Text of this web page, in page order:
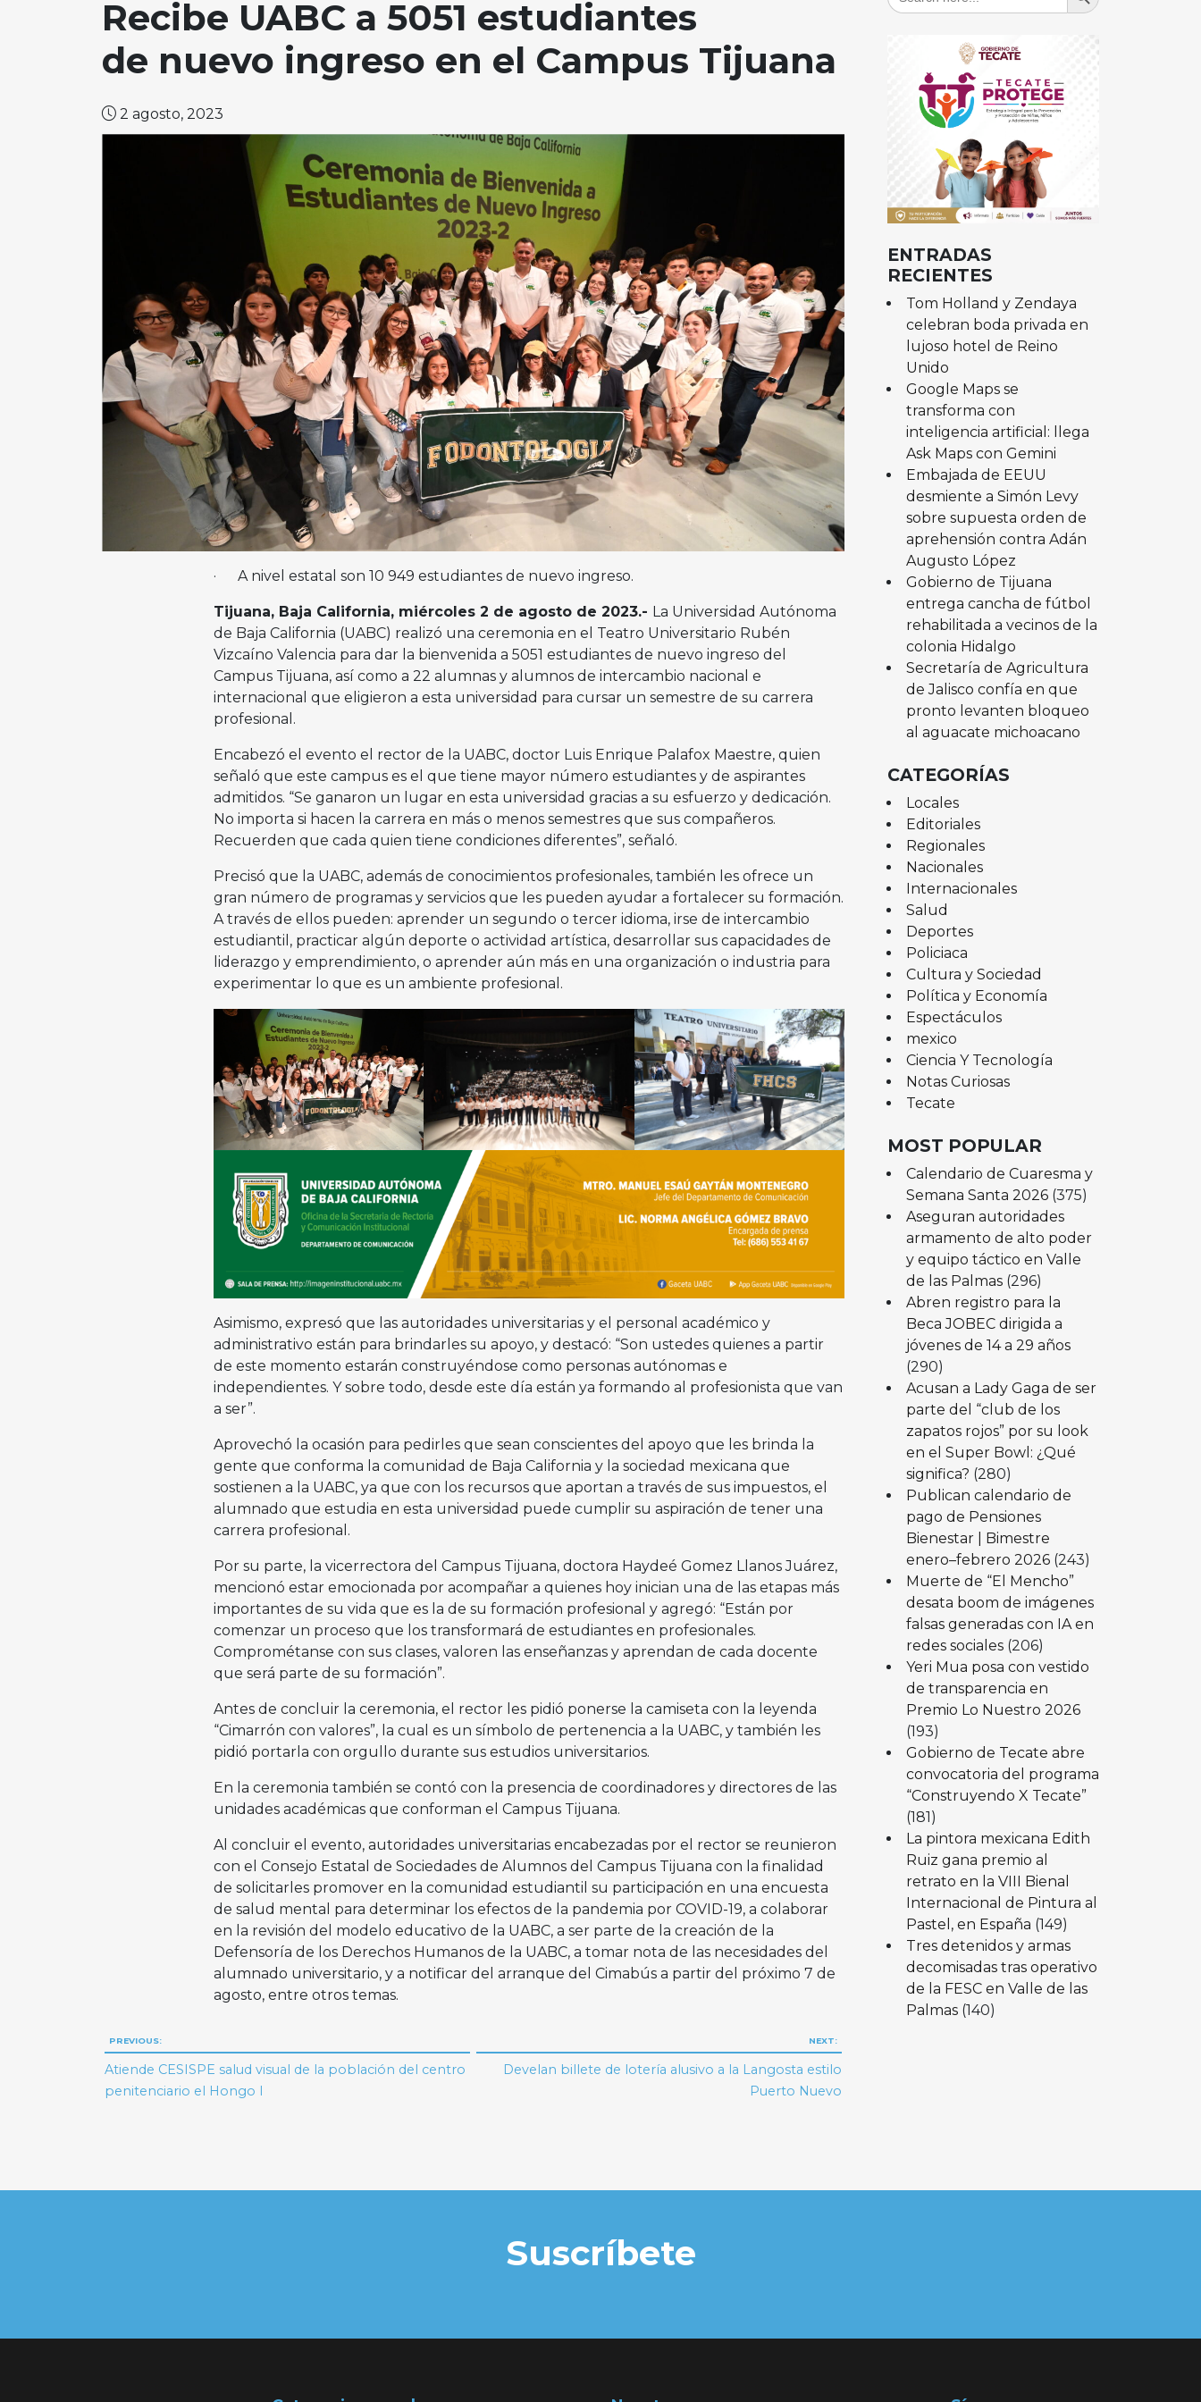
Recibe UABC a 5051 estudiantes
de nuevo ingreso en el Campus Tijuana
2 agosto, 2023
· A nivel estatal son 10 949 estudiantes de nuevo ingreso.
Tijuana, Baja California, miércoles 2 de agosto de 2023.- La Universidad Autónoma
de Baja California (UABC) realizó una ceremonia en el Teatro Universitario Rubén
Vizcaíno Valencia para dar la bienvenida a 5051 estudiantes de nuevo ingreso del
Campus Tijuana, así como a 22 alumnas y alumnos de intercambio nacional e
internacional que eligieron a esta universidad para cursar un semestre de su carrera
profesional.
Encabezó el evento el rector de la UABC, doctor Luis Enrique Palafox Maestre, quien
señaló que este campus es el que tiene mayor número estudiantes y de aspirantes
admitidos. “Se ganaron un lugar en esta universidad gracias a su esfuerzo y dedicación.
No importa si hacen la carrera en más o menos semestres que sus compañeros.
Recuerden que cada quien tiene condiciones diferentes”, señaló.
Precisó que la UABC, además de conocimientos profesionales, también les ofrece un
gran número de programas y servicios que les pueden ayudar a fortalecer su formación.
A través de ellos pueden: aprender un segundo o tercer idioma, irse de intercambio
estudiantil, practicar algún deporte o actividad artística, desarrollar sus capacidades de
liderazgo y emprendimiento, o aprender aún más en una organización o industria para
experimentar lo que es un ambiente profesional.
Asimismo, expresó que las autoridades universitarias y el personal académico y
administrativo están para brindarles su apoyo, y destacó: “Son ustedes quienes a partir
de este momento estarán construyéndose como personas autónomas e
independientes. Y sobre todo, desde este día están ya formando al profesionista que van
a ser”.
Aprovechó la ocasión para pedirles que sean conscientes del apoyo que les brinda la
gente que conforma la comunidad de Baja California y la sociedad mexicana que
sostienen a la UABC, ya que con los recursos que aportan a través de sus impuestos, el
alumnado que estudia en esta universidad puede cumplir su aspiración de tener una
carrera profesional.
Por su parte, la vicerrectora del Campus Tijuana, doctora Haydeé Gomez Llanos Juárez,
mencionó estar emocionada por acompañar a quienes hoy inician una de las etapas más
importantes de su vida que es la de su formación profesional y agregó: “Están por
comenzar un proceso que los transformará de estudiantes en profesionales.
Comprométanse con sus clases, valoren las enseñanzas y aprendan de cada docente
que será parte de su formación”.
Antes de concluir la ceremonia, el rector les pidió ponerse la camiseta con la leyenda
“Cimarrón con valores”, la cual es un símbolo de pertenencia a la UABC, y también les
pidió portarla con orgullo durante sus estudios universitarios.
En la ceremonia también se contó con la presencia de coordinadores y directores de las
unidades académicas que conforman el Campus Tijuana.
Al concluir el evento, autoridades universitarias encabezadas por el rector se reunieron
con el Consejo Estatal de Sociedades de Alumnos del Campus Tijuana con la finalidad
de solicitarles promover en la comunidad estudiantil su participación en una encuesta
de salud mental para determinar los efectos de la pandemia por COVID-19, a colaborar
en la revisión del modelo educativo de la UABC, a ser parte de la creación de la
Defensoría de los Derechos Humanos de la UABC, a tomar nota de las necesidades del
alumnado universitario, y a notificar del arranque del Cimabús a partir del próximo 7 de
agosto, entre otros temas.
Navegación
de
PREVIOUS:
Atiende CESISPE salud visual de la población del centro
penitenciario el Hongo I
NEXT:
Develan billete de lotería alusivo a la Langosta estilo
Puerto Nuevo
ENTRADAS
RECIENTES
Tom Holland y Zendaya
celebran boda privada en
lujoso hotel de Reino
Unido
Google Maps se
transforma con
inteligencia artificial: llega
Ask Maps con Gemini
Embajada de EEUU
desmiente a Simón Levy
sobre supuesta orden de
aprehensión contra Adán
Augusto López
Gobierno de Tijuana
entrega cancha de fútbol
rehabilitada a vecinos de la
colonia Hidalgo
Secretaría de Agricultura
de Jalisco confía en que
pronto levanten bloqueo
al aguacate michoacano
CATEGORÍAS
Locales
Editoriales
Regionales
Nacionales
Internacionales
Salud
Deportes
Policiaca
Cultura y Sociedad
Política y Economía
Espectáculos
mexico
Ciencia Y Tecnología
Notas Curiosas
Tecate
MOST POPULAR
Calendario de Cuaresma y
Semana Santa 2026 (375)
Aseguran autoridades
armamento de alto poder
y equipo táctico en Valle
de las Palmas (296)
Abren registro para la
Beca JOBEC dirigida a
jóvenes de 14 a 29 años
(290)
Acusan a Lady Gaga de ser
parte del “club de los
zapatos rojos” por su look
en el Super Bowl: ¿Qué
significa? (280)
Publican calendario de
pago de Pensiones
Bienestar | Bimestre
enero–febrero 2026 (243)
Muerte de “El Mencho”
desata boom de imágenes
falsas generadas con IA en
redes sociales (206)
Yeri Mua posa con vestido
de transparencia en
Premio Lo Nuestro 2026
(193)
Gobierno de Tecate abre
convocatoria del programa
“Construyendo X Tecate”
(181)
La pintora mexicana Edith
Ruiz gana premio al
retrato en la VIII Bienal
Internacional de Pintura al
Pastel, en España (149)
Tres detenidos y armas
decomisadas tras operativo
de la FESC en Valle de las
Palmas (140)
Suscríbete